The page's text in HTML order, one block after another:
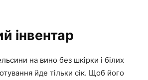
інвентар
на вино без шкірки і білих
йде тільки сік. Щоб його